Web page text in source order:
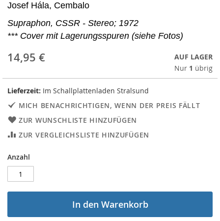
Josef Hála, Cembalo
Supraphon, CSSR - Stereo; 1972
*** Cover mit Lagerungsspuren (siehe Fotos)
14,95 €
AUF LAGER
Nur 1 übrig
Lieferzeit: Im Schallplattenladen Stralsund
MICH BENACHRICHTIGEN, WENN DER PREIS FÄLLT
ZUR WUNSCHLISTE HINZUFÜGEN
ZUR VERGLEICHSLISTE HINZUFÜGEN
Anzahl
In den Warenkorb